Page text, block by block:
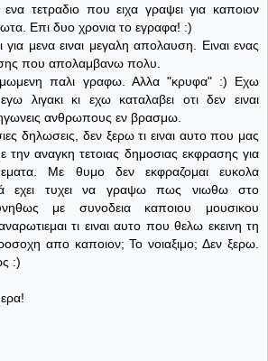
τετραδιο που ειχα γραψει για καποιον
Επι δυο χρονια το εγραφα! :)
για μενα ειναι μεγαλη απολαυση. Ειναι ενας
που απολαμβανω πολυ.
παλι γραφω. Αλλα "κρυφα" :) Εχω
λιγακι κι εχω καταλαβει οτι δεν ειναι
ανθρωπους εν βρασμω.
δηλωσεις, δεν ξερω τι ειναι αυτο που μας
την αναγκη τετοιας δημοσιας εκφρασης για
Με θυμο δεν εκφραζομαι ευκολα
εχει τυχει να γραψω πως νιωθω στο
με συνοδεια καποιου μουσικου
τι ειναι αυτο που θελω εκεινη τη
απο καποιον; Το νοιαξιμο; Δεν ξερω.
:)